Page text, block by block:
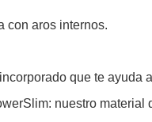
con aros internos.
que te ayuda
nuestro